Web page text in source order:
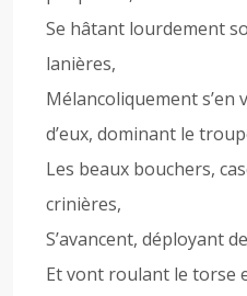
Se hâtant lourdement
lanières,
Mélancoliquement s’en
d’eux, dominant le
Les beaux bouchers,
crinières,
S’avancent, déployant
Et vont roulant le torse